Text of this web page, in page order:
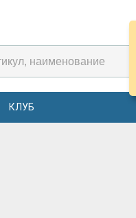
КЛУБ